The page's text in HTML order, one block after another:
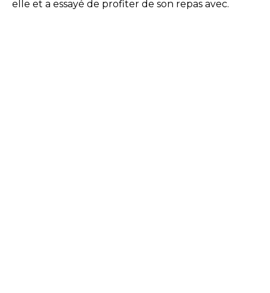
elle et a essayé de profiter de son repas avec.